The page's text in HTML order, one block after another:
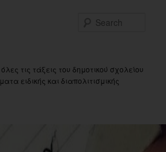
τις τάξεις του δημοτικού σχολείου
ειδικής και διαπολιτισμικής